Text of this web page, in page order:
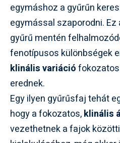
egymáshoz a gyűrűn
egymással szaporodni.
gyűrű mentén
fenotípusos különbségek
klinális variáció
erednek.
Egy ilyen gyűrűsfaj tehát
hogy a fokozatos,klinális
vezethetnek a fajok